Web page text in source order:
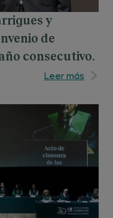
y
de
consecutivo.
Leer más